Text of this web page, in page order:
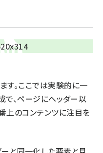
す。ここでは実験的に一
で、ページにヘッダー以
上のコンテンツに注目を